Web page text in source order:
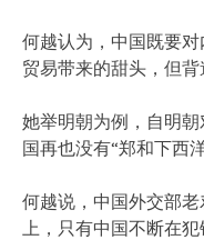
何越认为，中国既要
贸易带来的甜头，但背
她举明朝为例，自明
国再也没有“郑和下西
何越说，中国外交部
上，只有中国不断在